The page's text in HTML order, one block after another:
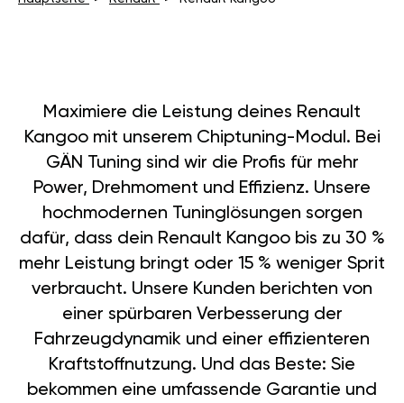
Maximiere die Leistung deines Renault
Kangoo mit unserem Chiptuning-Modul. Bei
GÄN Tuning sind wir die Profis für mehr
Power, Drehmoment und Effizienz. Unsere
hochmodernen Tuninglösungen sorgen
dafür, dass dein Renault Kangoo bis zu 30 %
mehr Leistung bringt oder 15 % weniger Sprit
verbraucht. Unsere Kunden berichten von
einer spürbaren Verbesserung der
Fahrzeugdynamik und einer effizienteren
Kraftstoffnutzung. Und das Beste: Sie
bekommen eine umfassende Garantie und